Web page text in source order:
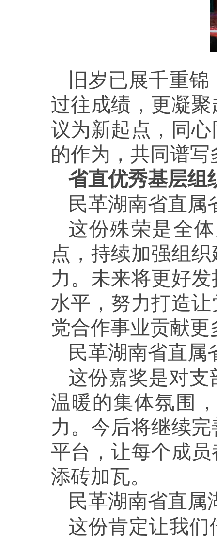
旧岁已展千重
过往成绩，更凝
议为新起点，同
的作为，共同谱
省直优秀基层组
民革湖南省直属
这份殊荣是全
点，持续加强组
力。未来将更好
水平，努力打造
党合作事业贡献更
民革湖南省直属
这份嘉奖是对
温暖的集体氛围
力。今后将继续
平台，让每个成
添砖加瓦。
民革湖南省直属
这份肯定让我